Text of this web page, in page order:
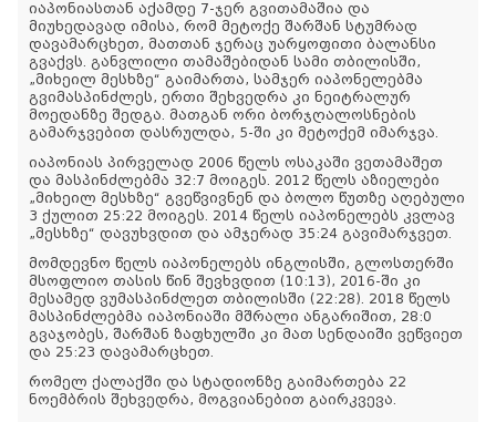
იაპონიასთან აქამდე 7-ჯერ გვითამაშია და
მიუხედავად იმისა, რომ მეტოქე შარშან სტუმრად
დავამარცხეთ, მათთან ჯერაც უარყოფითი ბალანსი
გვაქვს. განვლილი თამაშებიდან სამი თბილისში,
„მიხეილ მესხზე“ გაიმართა, სამჯერ იაპონელებმა
გვიმასპინძლეს, ერთი შეხვედრა კი ნეიტრალურ
მოედანზე შედგა. მათგან ორი ბორჯღალოსნების
გამარჯვებით დასრულდა, 5-ში კი მეტოქემ იმარჯვა.
იაპონიას პირველად 2006 წელს ოსაკაში ვეთამაშეთ
და მასპინძლებმა 32:7 მოიგეს. 2012 წელს აზიელები
„მიხეილ მესხზე“ გვეწვივნენ და ბოლო წუთზე აღებული
3 ქულით 25:22 მოიგეს. 2014 წელს იაპონელებს კვლავ
„მესხზე“ დავუხვდით და ამჯერად 35:24 გავიმარჯვეთ.
მომდევნო წელს იაპონელებს ინგლისში, გლოსთერში
მსოფლიო თასის წინ შევხვდით (10:13), 2016-ში კი
მესამედ ვუმასპინძლეთ თბილისში (22:28). 2018 წელს
მასპინძლებმა იაპონიაში მშრალი ანგარიშით, 28:0
გვაჯობეს, შარშან ზაფხულში კი მათ სენდაიში ვეწვიეთ
და 25:23 დავამარცხეთ.
რომელ ქალაქში და სტადიონზე გაიმართება 22
ნოემბრის შეხვედრა, მოგვიანებით გაირკვევა.